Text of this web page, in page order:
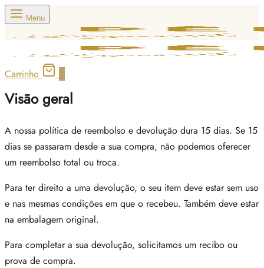
Menu
Carrinho
Visão geral
A nossa política de reembolso e devolução dura 15 dias. Se 15
dias se passaram desde a sua compra, não podemos oferecer
um reembolso total ou troca.
Para ter direito a uma devolução, o seu item deve estar sem uso
e nas mesmas condições em que o recebeu. Também deve estar
na embalagem original.
Para completar a sua devolução, solicitamos um recibo ou
prova de compra.